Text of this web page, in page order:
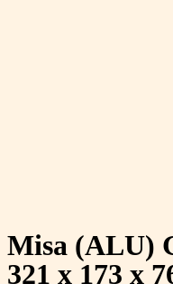
Misa (ALU)
321 x 173 x